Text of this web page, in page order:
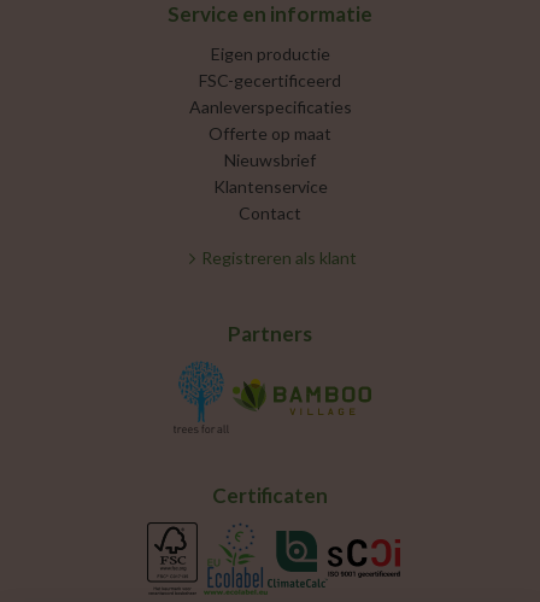
Service en informatie
Eigen productie
FSC-gecertificeerd
Aanleverspecificaties
Offerte op maat
Nieuwsbrief
Klantenservice
Contact
Registreren als klant
Partners
Certificaten